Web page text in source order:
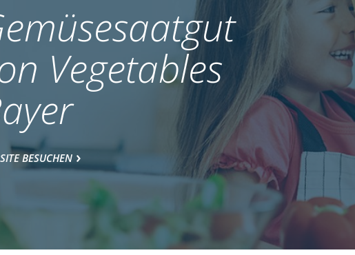
Vegetables
BESUCHEN